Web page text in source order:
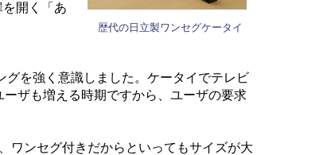
歴代の日立製ワンセグケータイ
開く「あ
を強く意識しました。ケータイでテレビ
ザも増える時期ですから、ユーザの要求
ワンセグ付きだからといってもサイズが大